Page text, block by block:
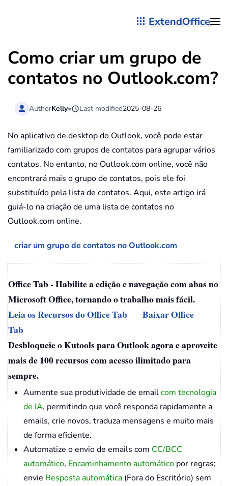
ExtendOffice
Como criar um grupo de
contatos no Outlook.com?
AuthorKelly• Last modified2025-08-26
No aplicativo de desktop do Outlook, você pode estar
familiarizado com grupos de contatos para agrupar vários
contatos. No entanto, no Outlook.com online, você não
encontrará mais o grupo de contatos, pois ele foi
substituído pela lista de contatos. Aqui, este artigo irá
guiá-lo na criação de uma lista de contatos no
Outlook.com online.
criar um grupo de contatos no Outlook.com
Office Tab - Habilite a edição e navegação com abas no
Microsoft Office, tornando o trabalho mais fácil.
Leia os Recursos do Office Tab
Baixar Office
Tab
Desbloqueie o Kutools para Outlook agora e aproveite
mais de 100 recursos com acesso ilimitado para
sempre.
Aumente sua produtividade de emailcom tecnologia
de IA, permitindo que você responda rapidamente a
emails, crie novos, traduza mensagens e muito mais
de forma eficiente.
Automatize o envio de emails com CC/BCC
automático, Encaminhamento automático por regras;
envie Resposta automática (Fora do Escritório) sem